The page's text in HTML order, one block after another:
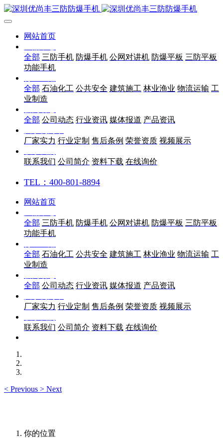
网站首页
全部 三防手机 防爆手机 公网对讲机 防爆平板 三防平板
功能手机
全部 石油化工 公共安全 建筑施工 林业渔业 物流运输 工
业制造
全部 公司动态 行业资讯 媒体报道 产品资讯
厂家实力 行业定制 售后条例 荣誉资质 视频展示
联系我们 公司简介 资料下载 在线询价
TEL：400-801-8894
网站首页
全部 三防手机 防爆手机 公网对讲机 防爆平板 三防平板
功能手机
全部 石油化工 公共安全 建筑施工 林业渔业 物流运输 工
业制造
全部 公司动态 行业资讯 媒体报道 产品资讯
厂家实力 行业定制 售后条例 荣誉资质 视频展示
联系我们 公司简介 资料下载 在线询价
< Previous > Next
你的位置